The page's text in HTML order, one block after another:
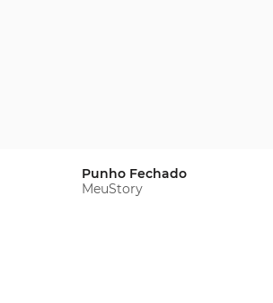
Punho Fechado
MeuStory